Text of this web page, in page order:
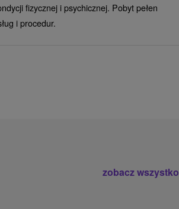
fizycznej i psychicznej. Pobyt pełen
i procedur.
zobacz wszystko